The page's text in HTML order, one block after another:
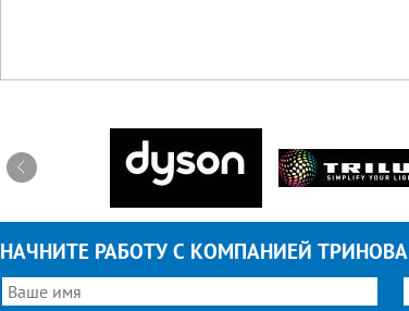
НАЧНИТЕ РАБОТУ С КОМПАНИЕЙ ТРИНОВА